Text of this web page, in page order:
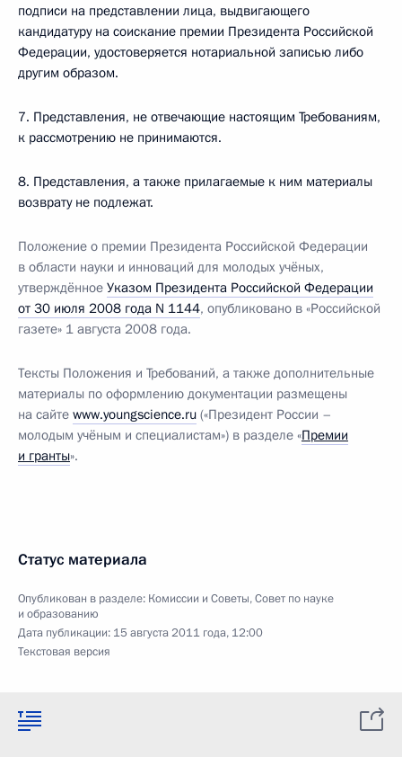
подписи на представлении лица, выдвигающего
кандидатуру на соискание премии Президента Российской
Федерации, удостоверяется нотариальной записью либо
другим образом.
7. Представления, не отвечающие настоящим Требованиям,
к рассмотрению не принимаются.
8. Представления, а также прилагаемые к ним материалы
возврату не подлежат.
Положение о премии Президента Российской Федерации
в области науки и инноваций для молодых учёных,
утверждённое Указом Президента Российской Федерации
от 30 июля 2008 года N 1144, опубликовано в «Российской
газете» 1 августа 2008 года.
Тексты Положения и Требований, а также дополнительные
материалы по оформлению документации размещены
на сайте www.youngscience.ru («Президент России –
молодым учёным и специалистам») в разделе «Премии
и гранты».
Статус материала
Опубликован в разделе: Комиссии и Советы,Совет по науке
и образованию
Дата публикации: 15 августа 2011 года, 12:00
Текстовая версия